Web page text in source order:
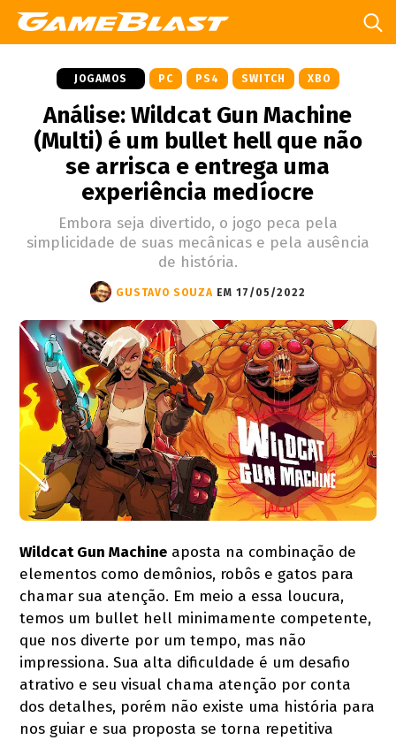
JOGAMOS PC PS4 SWITCH XBO
Análise: Wildcat Gun Machine
(Multi) é um bullet hell que não
se arrisca e entrega uma
experiência medíocre
Embora seja divertido, o jogo peca pela
simplicidade de suas mecânicas e pela ausência
de história.
GUSTAVO SOUZA EM 17/05/2022
Wildcat Gun Machine aposta na combinação de
elementos como demônios, robôs e gatos para
chamar sua atenção. Em meio a essa loucura,
temos um bullet hell minimamente competente,
que nos diverte por um tempo, mas não
impressiona. Sua alta dificuldade é um desafio
atrativo e seu visual chama atenção por conta
dos detalhes, porém não existe uma história para
nos guiar e sua proposta se torna repetitiva